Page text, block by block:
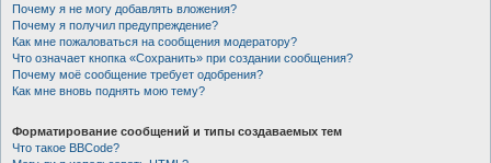
Почему я не могу добавлять вложения?
Почему я получил предупреждение?
Как мне пожаловаться на сообщения модератору?
Что означает кнопка «Сохранить» при создании сообщения?
Почему моё сообщение требует одобрения?
Как мне вновь поднять мою тему?
Форматирование сообщений и типы создаваемых тем
Что такое BBCode?